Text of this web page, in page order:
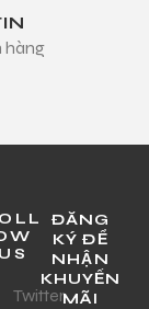
hàng
US
Twitter
ĐĂNG
KÝ ĐỂ
NHẬN
KHUYẾN
MÃI